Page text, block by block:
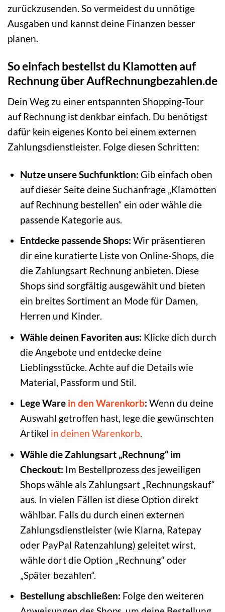
zurückzusenden. So vermeidest du unnötige
Ausgaben und kannst deine Finanzen besser
planen.
So einfach bestellst du Klamotten auf
Rechnung über AufRechnungbezahlen.de
Dein Weg zu einer entspannten Shopping-Tour
auf Rechnung ist denkbar einfach. Du benötigst
dafür kein eigenes Konto bei einem externen
Zahlungsdienstleister. Folge diesen Schritten:
Nutze unsere Suchfunktion: Gib einfach oben
auf dieser Seite deine Suchanfrage „Klamotten
auf Rechnung bestellen“ ein oder wähle die
passende Kategorie aus.
Entdecke passende Shops: Wir präsentieren
dir eine kuratierte Liste von Online-Shops, die
die Zahlungsart Rechnung anbieten. Diese
Shops sind sorgfältig ausgewählt und bieten
ein breites Sortiment an Mode für Damen,
Herren und Kinder.
Wähle deinen Favoriten aus: Klicke dich durch
die Angebote und entdecke deine
Lieblingsstücke. Achte auf die Details wie
Material, Passform und Stil.
Lege Ware in den Warenkorb: Wenn du deine
Auswahl getroffen hast, lege die gewünschten
Artikel in deinen Warenkorb.
Wähle die Zahlungsart „Rechnung“ im
Checkout: Im Bestellprozess des jeweiligen
Shops wähle als Zahlungsart „Rechnungskauf“
aus. In vielen Fällen ist diese Option direkt
wählbar. Falls du durch einen externen
Zahlungsdienstleister (wie Klarna, Ratepay
oder PayPal Ratenzahlung) geleitet wirst,
wähle dort die Option „Rechnung“ oder
„Später bezahlen“.
Bestellung abschließen: Folge den weiteren